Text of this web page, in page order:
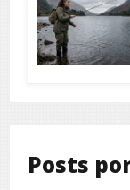
Posts